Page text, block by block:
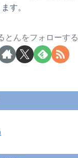
す。
とんをフォローする